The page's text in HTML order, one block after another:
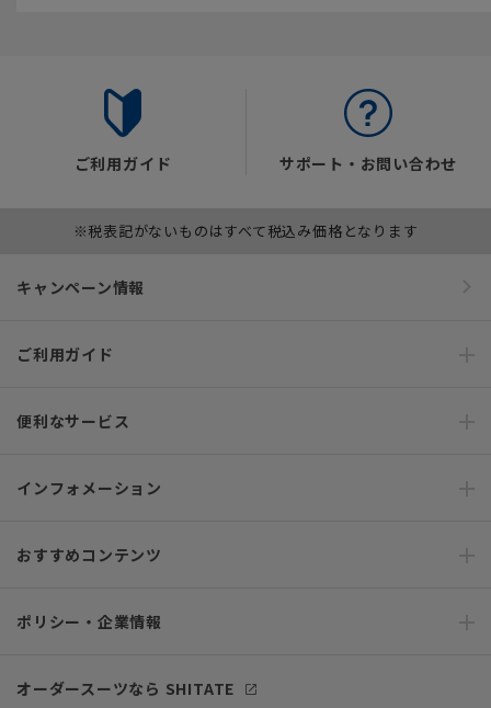
ご利用ガイド サポート・お問い合わせ
※税表記がないものはすべて税込み価格となります
キャンペーン情報
ご利用ガイド
便利なサービス
インフォメーション
おすすめコンテンツ
ポリシー・企業情報
オーダースーツなら SHITATE